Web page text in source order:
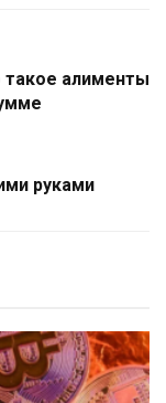
алименты
руками